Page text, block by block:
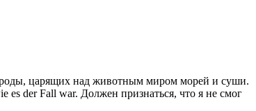
царящих над животным миром морей и суши.
es der Fall war. Должен признаться, что я не смог